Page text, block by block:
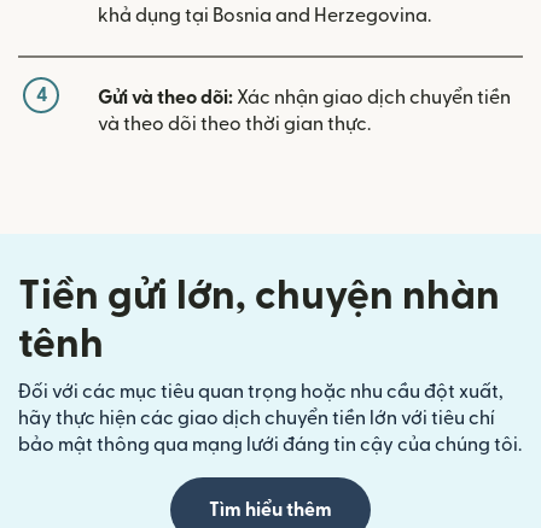
khả dụng tại Bosnia and Herzegovina.
4 Gửi và theo dõi: Xác nhận giao dịch chuyển tiền
và theo dõi theo thời gian thực.
Tiền gửi lớn, chuyện nhàn
tênh
Đối với các mục tiêu quan trọng hoặc nhu cầu đột xuất,
hãy thực hiện các giao dịch chuyển tiền lớn với tiêu chí
bảo mật thông qua mạng lưới đáng tin cậy của chúng tôi.
Tìm hiểu thêm